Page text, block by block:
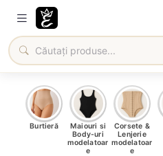
Burtieră
Maiouri si
Body-uri
modelatoar
e
Corsete &
Lenjerie
modelatoar
e